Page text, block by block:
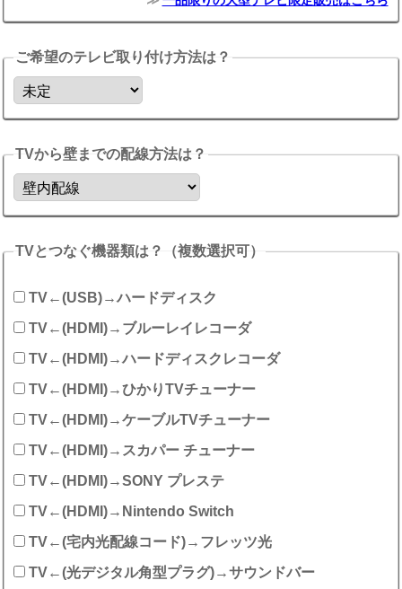
ご希望のテレビ取り付け方法は？
TVから壁までの配線方法は？
TVとつなぐ機器類は？（複数選択可）
TV←(USB)→ハードディスク
TV←(HDMI)→ブルーレイレコーダ
TV←(HDMI)→ハードディスクレコーダ
TV←(HDMI)→ひかりTVチューナー
TV←(HDMI)→ケーブルTVチューナー
TV←(HDMI)→スカパー チューナー
TV←(HDMI)→SONY プレステ
TV←(HDMI)→Nintendo Switch
TV←(宅内光配線コード)→フレッツ光
TV←(光デジタル角型プラグ)→サウンドバー